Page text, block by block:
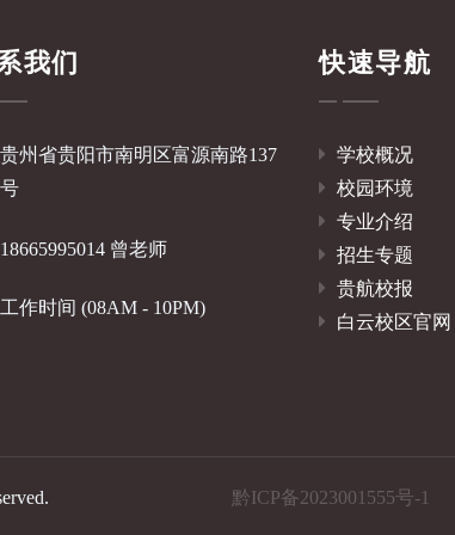
我们
贵州省贵阳市南明区富源南路137
号
18665995014 曾老师
工作时间 (08AM - 10PM)
快速导航
学校概况
校园环境
专业介绍
招生专题
贵航校报
白云校区官网
黔ICP备2023001555号-1